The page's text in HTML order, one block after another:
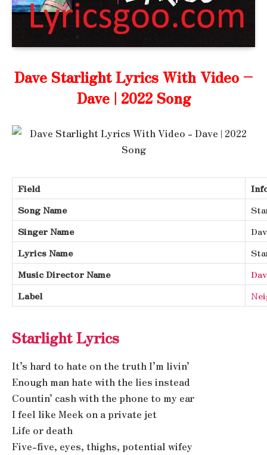
Dave Starlight Lyrics With Video –
Dave | 2022 Song
Field
Song Name
Singer Name
Lyrics Name
Music Director Name
Label
Starlight Lyrics
It’s hard to hate on the truth I’m livin’
Enough man hate with the lies instead
Countin’ cash with the phone to my ear
I feel like Meek on a private jet
Life or death
Five-five, eyes, thighs, potential wifey